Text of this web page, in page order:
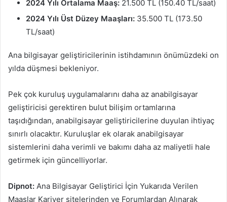
2024 Yılı Ortalama Maaş: 21.500 TL (150.40 TL/saat)
2024 Yılı Üst Düzey Maaşları: 35.500 TL (173.50
TL/saat)
Ana bilgisayar geliştiricilerinin istihdamının önümüzdeki on
yılda düşmesi bekleniyor.
Pek çok kuruluş uygulamalarını daha az anabilgisayar
geliştiricisi gerektiren bulut bilişim ortamlarına
taşıdığından, anabilgisayar geliştiricilerine duyulan ihtiyaç
sınırlı olacaktır. Kuruluşlar ek olarak anabilgisayar
sistemlerini daha verimli ve bakımı daha az maliyetli hale
getirmek için güncelliyorlar.
Dipnot: Ana Bilgisayar Geliştirici İçin Yukarıda Verilen
Maaşlar Kariyer sitelerinden ve Forumlardan Alınarak